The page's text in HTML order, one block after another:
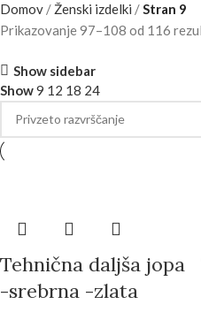
Domov Ženski izdelki
Stran 9
Prikazovanje 97–108 od 116
Show sidebar
Show9 12 18 24
Tehnična daljša jopa
-srebrna -zlata